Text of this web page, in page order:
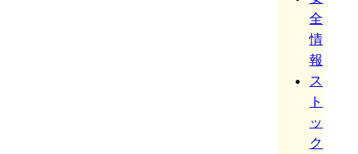
全
情
報
ス
ト
ッ
ク